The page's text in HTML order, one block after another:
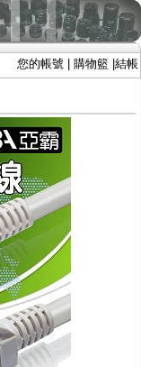
您的帳號 購物籃 結帳